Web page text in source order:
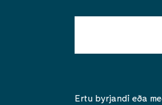
Ertu byrjandi eða